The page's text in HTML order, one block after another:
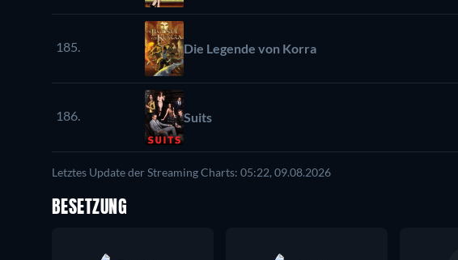
185. Die Legende von Korra
186. Suits
Letztes Update der Streaming Charts: 05:22, 09.08.2026
BESETZUNG